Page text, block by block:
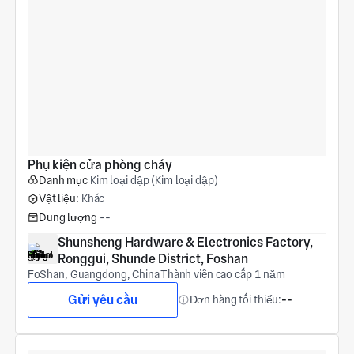
Phụ kiện cửa phòng cháy
Danh mục Kim loại dập (Kim loại dập)
Vật liệu: Khác
Dung lượng --
Shunsheng Hardware & Electronics Factory,
Ronggui, Shunde District, Foshan
FoShan, Guangdong, ChinaThành viên cao cấp 1 năm
Gửi yêu cầu Đơn hàng tối thiểu:--